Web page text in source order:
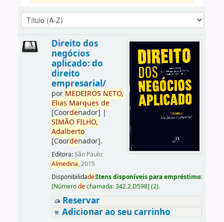
Direito dos
negócios
aplicado: do
direito
empresarial/
por MEDEIROS NETO,
Elias Marques de
[Coordenador] |
SIMÃO FILHO,
Adalberto
[Coordenador].
Editora:São Paulo:
Almedina,2015
Disponibilidade:Itens disponíveis para empréstimo:
[Númerodechamada:342.2 D598] (2).
Reservar
Adicionar ao seu carrinho